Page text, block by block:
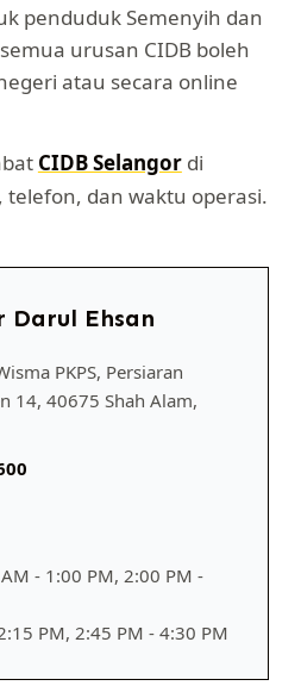
penduduk Semenyih dan
urusan CIDB boleh
atau secara online
CIDB Selangordi
dan waktu operasi.
Darul Ehsan
PKPS, Persiaran
14, 40675 Shah Alam,
- 1:00 PM, 2:00 PM -
PM, 2:45 PM - 4:30 PM